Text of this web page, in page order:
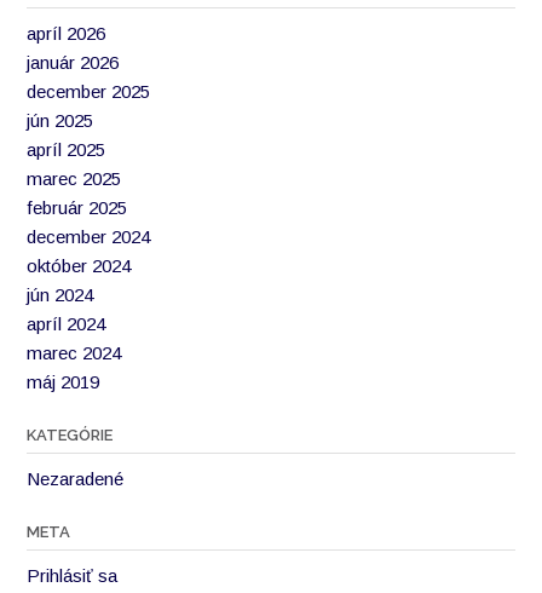
apríl 2026
január 2026
december 2025
jún 2025
apríl 2025
marec 2025
február 2025
december 2024
október 2024
jún 2024
apríl 2024
marec 2024
máj 2019
KATEGÓRIE
Nezaradené
META
Prihlásiť sa